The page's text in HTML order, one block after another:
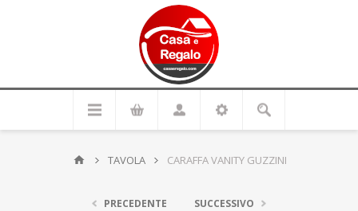
TAVOLA CARAFFA VANITY GUZZINI
PRECEDENTE SUCCESSIVO